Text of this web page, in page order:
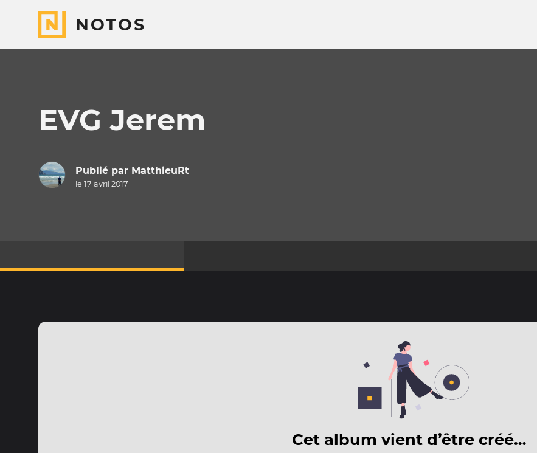
NOTOS
EVG Jerem
Publié par MatthieuRt
le 17 avril 2017
Cet album vient d’être créé…